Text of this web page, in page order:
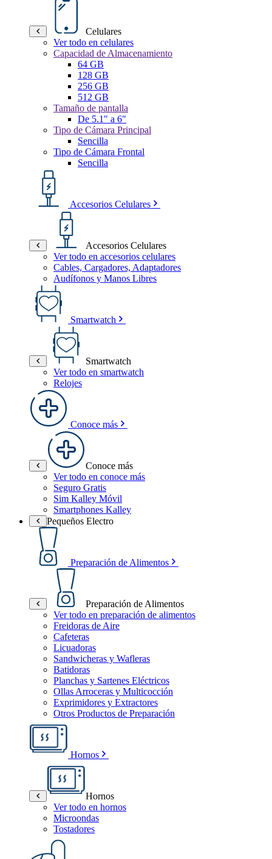
Celulares
Ver todo en celulares
Capacidad de Almacenamiento
64 GB
128 GB
256 GB
512 GB
Tamaño de pantalla
De 5.1" a 6"
Tipo de Cámara Principal
Sencilla
Tipo de Cámara Frontal
Sencilla
Accesorios Celulares
Accesorios Celulares
Ver todo en accesorios celulares
Cables, Cargadores, Adaptadores
Audífonos y Manos Libres
Smartwatch
Smartwatch
Ver todo en smartwatch
Relojes
Conoce más
Conoce más
Ver todo en conoce más
Seguro Gratis
Sim Kalley Móvil
Smartphones Kalley
Pequeños Electro
Preparación de Alimentos
Preparación de Alimentos
Ver todo en preparación de alimentos
Freidoras de Aire
Cafeteras
Licuadoras
Sandwicheras y Wafleras
Batidoras
Planchas y Sartenes Eléctricos
Ollas Arroceras y Multicocción
Exprimidores y Extractores
Otros Productos de Preparación
Hornos
Hornos
Ver todo en hornos
Microondas
Tostadores